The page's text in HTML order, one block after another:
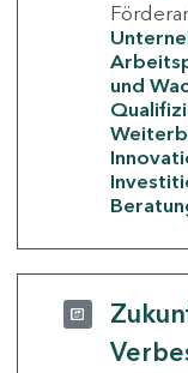
und